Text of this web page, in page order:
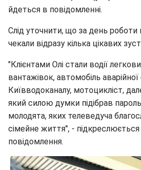
йдеться в повідомленні.
Слід уточнити, що за день
чекали відразу кілька цікавих
"Клієнтами Олі стали водії
вантажівок, автомобіль
Київводоканалу, мотоцикліст,
який силою думки підібрав пароль
молодята, яких телеведуча
сімейне життя", - підкреслюється
повідомлення.